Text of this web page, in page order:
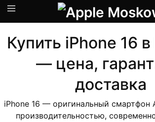
гарантией,
доставкой
по
России
iPad
AirPods
Купить iPhone 16
— цена,
доставка
iPhone 16 — оригинальный смартфон
производительностью,